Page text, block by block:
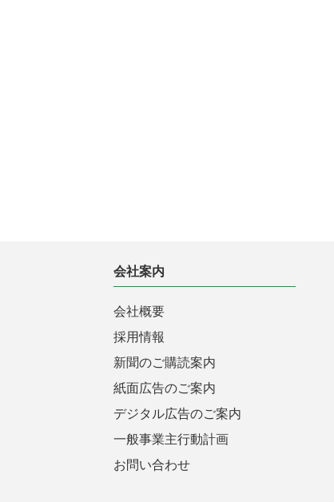
会社案内
会社概要
採用情報
新聞のご購読案内
紙面広告のご案内
デジタル広告のご案内
一般事業主行動計画
お問い合わせ